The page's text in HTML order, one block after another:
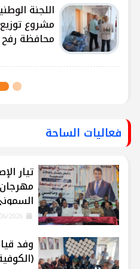
اللجنة
مشروع
محافظة رفح
فعاليات الساحة
تيار
وفد